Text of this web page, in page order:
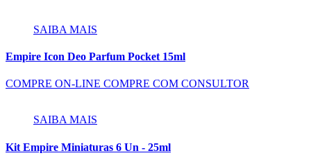
SAIBA MAIS
Empire Icon Deo Parfum Pocket 15ml
COMPRE ON-LINE COMPRE COM CONSULTOR
SAIBA MAIS
Kit Empire Miniaturas 6 Un - 25ml